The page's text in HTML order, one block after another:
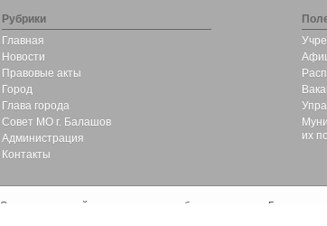
Рубрики
Главная
Новости
Правовые акты
Город
Глава города
Совет МО г. Балашов
Администрация
Контакты
их
Старая версия сайта муниципального образования город Балашов